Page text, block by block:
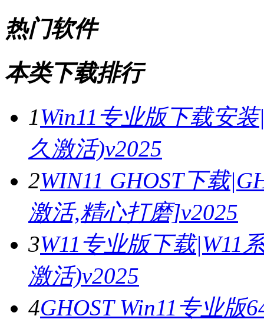
热门软件
本类下载排行
1Win11专业版下载安
久激活)v2025
2WIN11 GHOST下载
激活,精心打磨]v2025
3W11专业版下载|W11
激活)v2025
4GHOST Win11专业